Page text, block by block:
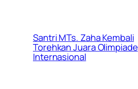
Santri MTs. Zaha Kembali
Torehkan Juara Olimpiade
Internasional